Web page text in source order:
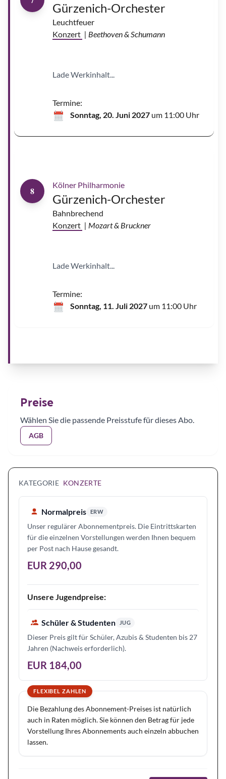
Gürzenich-Orchester
Leuchtfeuer
Konzert | Beethoven & Schumann
Lade Werkinhalt...
Termine:
Sonntag, 20. Juni 2027 um 11:00 Uhr
8
Kölner Philharmonie
Gürzenich-Orchester
Bahnbrechend
Konzert | Mozart & Bruckner
Lade Werkinhalt...
Termine:
Sonntag, 11. Juli 2027 um 11:00 Uhr
Preise
Wählen Sie die passende Preisstufe für dieses Abo.
AGB
KATEGORIE KONZERTE
Normalpreis ERW
Unser regulärer Abonnementpreis. Die Eintrittskarten
für die einzelnen Vorstellungen werden Ihnen bequem
per Post nach Hause gesandt.
EUR 290,00
Unsere Jugendpreise:
Schüler & Studenten JUG
Dieser Preis gilt für Schüler, Azubis & Studenten bis 27
Jahren (Nachweis erforderlich).
EUR 184,00
FLEXIBEL ZAHLEN
Die Bezahlung des Abonnement-Preises ist natürlich
auch in Raten möglich. Sie können den Betrag für jede
Vorstellung Ihres Abonnements auch einzeln abbuchen
lassen.